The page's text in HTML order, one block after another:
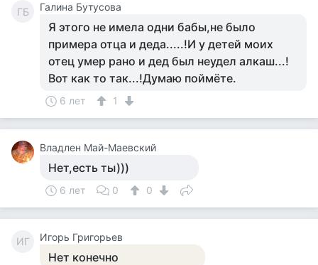
ГБ Галина Бутусова
Я этого не имела одни бабы,не было
примера отца и деда.....!И у детей моих
отец умер рано и дед был неудел алкаш...!
Вот как то так...!Думаю поймёте.
6 лет 1
Владлен Май-Маевский
Нет,есть ты)))
6 лет 0 0
ИГ Игорь Григорьев
Нет конечно